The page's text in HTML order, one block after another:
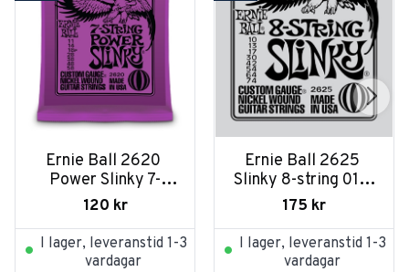
Ernie Ball 2620
Power Slinky 7-
string 011-058
120 kr
I lager, leveranstid 1-3
vardagar
Ernie Ball 2625
Slinky 8-string 010-
074
175 kr
I lager, leveranstid 1-3
vardagar